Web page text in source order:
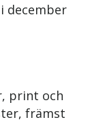
december
print och
främst